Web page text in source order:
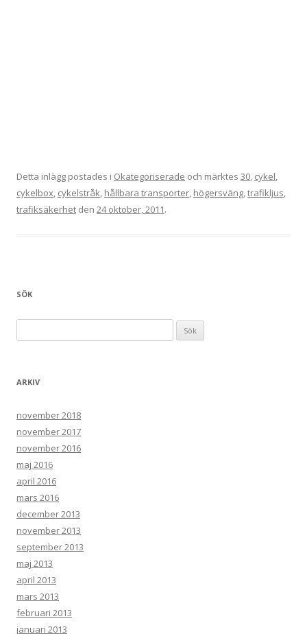
Detta inlägg postades i Okategoriserade och märktes 30, cykel,
cykelbox, cykelstråk, hållbara transporter, högersväng,trafikljus,
trafiksäkerhet den 24 oktober, 2011.
SÖK
ARKIV
november 2018
november 2017
november 2016
maj 2016
april 2016
mars 2016
december 2013
november 2013
september 2013
maj 2013
april 2013
mars 2013
februari 2013
januari 2013